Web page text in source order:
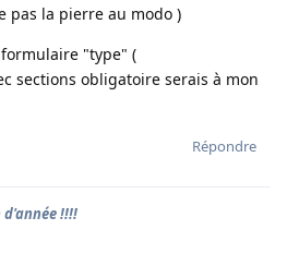
pas la pierre au modo )
"type" (
sections obligatoire serais à mon
Répondre
!!!!